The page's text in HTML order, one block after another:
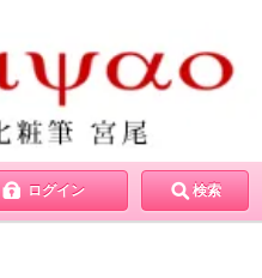
ログイン 検索